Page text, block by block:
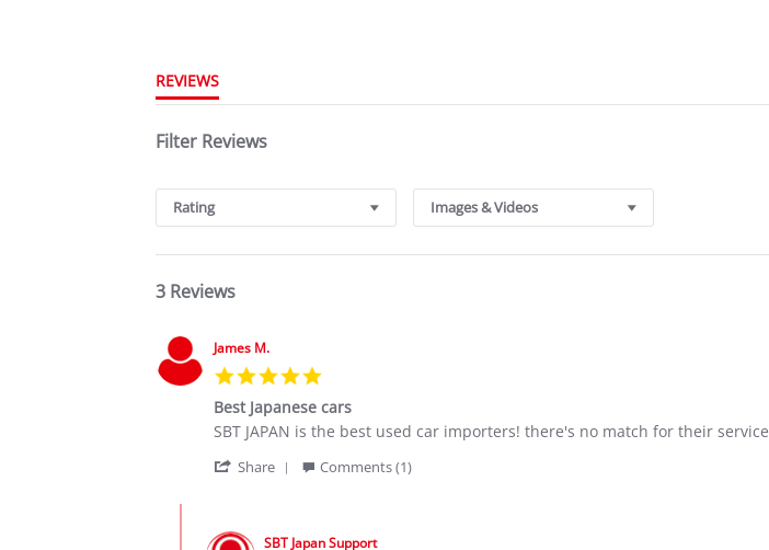
REVIEWS
Filter Reviews
Rating Images & Videos
3 Reviews
James M.
rating
Best Japanese cars
Review
James
Aug
review
Best
SBT JAPAN is the best used car importers! there's no match for their service
Share
James
Comments (1)
SBT Japan Support